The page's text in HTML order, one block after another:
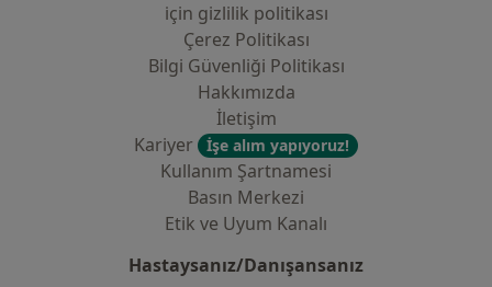
i̇çin gizlilik politikası
Çerez Politikası
Bilgi Güvenliği Politikası
Hakkımızda
İletişim
Kariyer
İşe alım yapıyoruz!
Kullanım Şartnamesi
Basın Merkezi
Etik ve Uyum Kanalı
Hastaysanız/Danışansanız